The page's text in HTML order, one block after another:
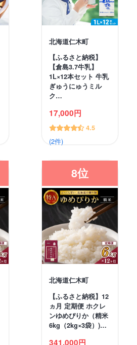
北海道仁木町
【ふるさと納税】
【倉島3.7牛乳】
1L×12本セット 牛乳
ぎゅうにゅうミル
ク…
17,000円
4.5
(2件)
8位
北海道仁木町
【ふるさと納税】12
ヵ月 定期便 ホクレ
ンゆめぴりか（精米
6kg（2kg×3袋）)…
341,000円